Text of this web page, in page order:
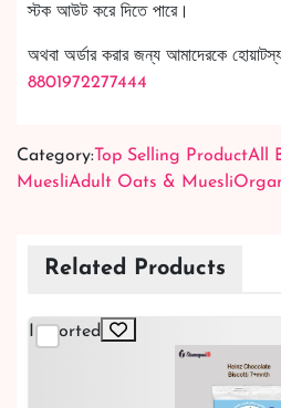
স্টক আউট করে দিতে পারে।
অথবা অর্ডার করার জন্য আমাদেরকে
8801972277444
Category: Top Selling ProductAll
MuesliAdult Oats & Muesli
Related Products
Imported